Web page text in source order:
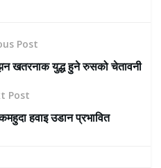
Post
खतरनाक युद्ध हुने रुसको चेतावनी
Post
हवाइ उडान प्रभावित